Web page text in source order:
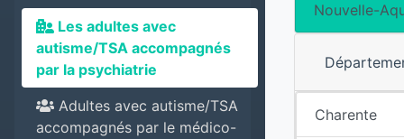
Les adultes avec
autisme/TSA accompagnés
par la psychiatrie
Adultes avec autisme/TSA
accompagnés par le médico-
Nouvelle-
Charente